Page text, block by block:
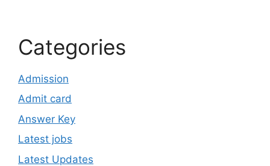
Categories
Admission
Admit card
Answer Key
Latest jobs
Latest Updates